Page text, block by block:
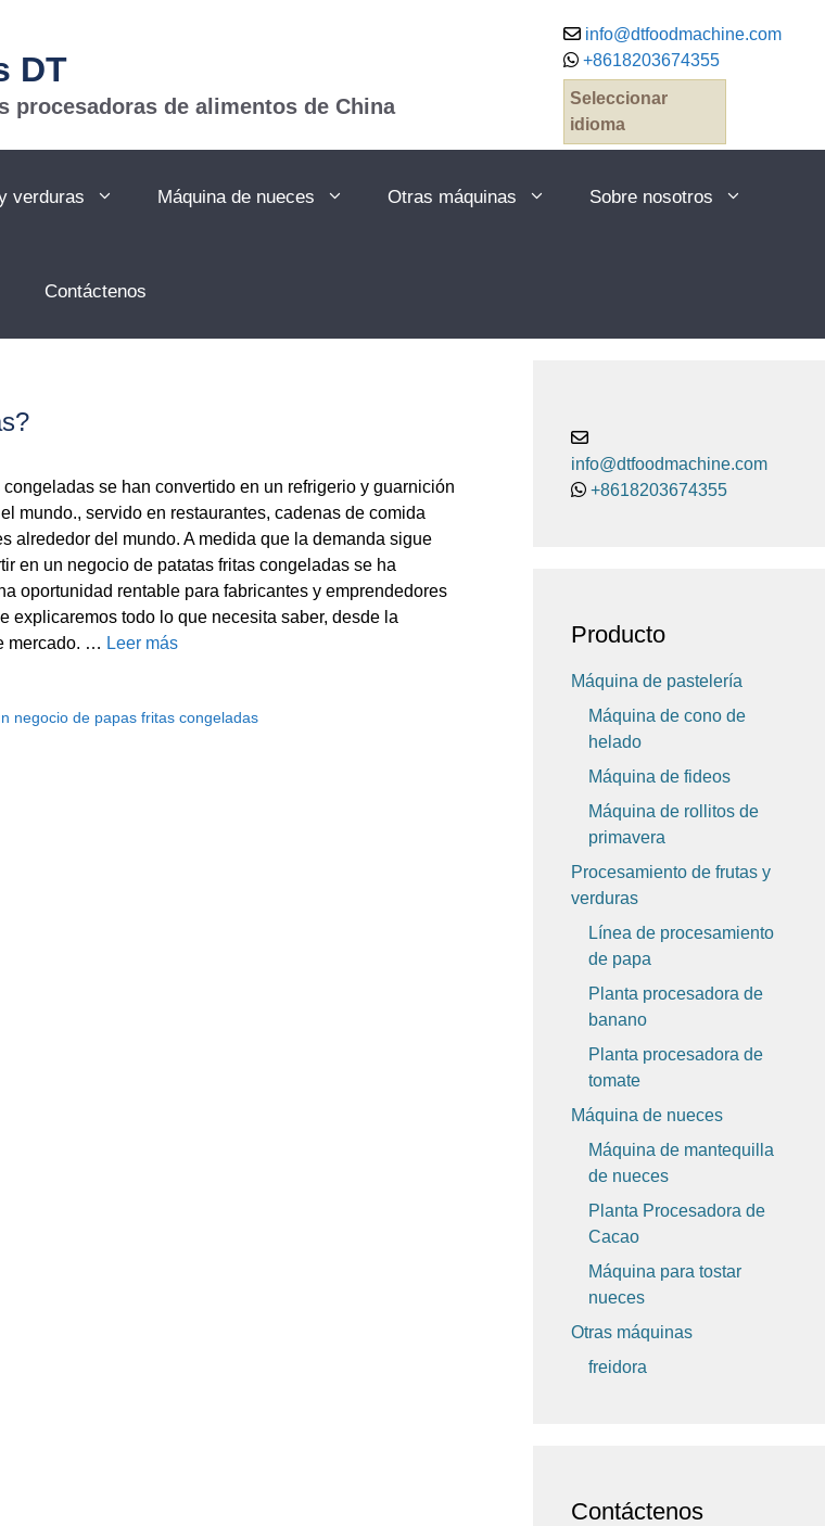
DT
procesadoras de alimentos de China
info@dtfoodmachine.com
+8618203674355
Seleccionar
idioma
verduras Máquina de nueces Otras máquinas Sobre nosotros
Contáctenos
congeladas se han convertido en un refrigerio y guarnición
mundo., servido en restaurantes, cadenas de comida
alrededor del mundo. A medida que la demanda sigue
en un negocio de patatas fritas congeladas se ha
oportunidad rentable para fabricantes y emprendedores
explicaremos todo lo que necesita saber, desde la
mercado. … Leer más
negocio de papas fritas congeladas
info@dtfoodmachine.com
+8618203674355
Producto
Máquina de pastelería
Máquina de cono de
helado
Máquina de fideos
Máquina de rollitos de
primavera
Procesamiento de frutas y
verduras
Línea de procesamiento
de papa
Planta procesadora de
banano
Planta procesadora de
tomate
Máquina de nueces
Máquina de mantequilla
de nueces
Planta Procesadora de
Cacao
Máquina para tostar
nueces
Otras máquinas
freidora
Contáctenos